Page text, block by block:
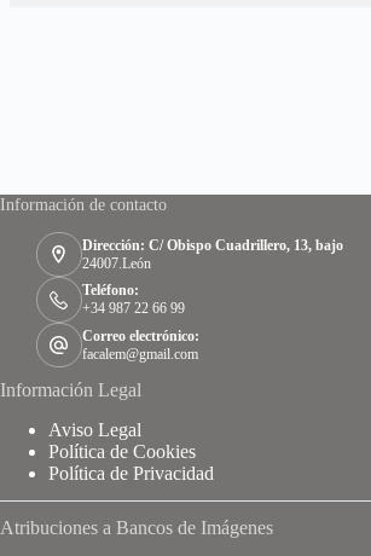
Información de contacto
Dirección: C/ Obispo Cuadrillero, 13, bajo
24007.León
Teléfono:
+34 987 22 66 99
Correo electrónico:
facalem@gmail.com
Información Legal
Aviso Legal
Política de Cookies
Política de Privacidad
Atribuciones a Bancos de Imágenes